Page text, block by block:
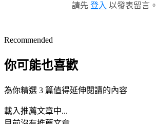
請先 登入 以發表留言。
Recommended
你可能也喜歡
為你精選 3 篇值得延伸閱讀的內容
載入推薦文章中...